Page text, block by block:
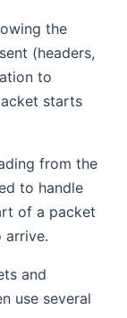
the
(headers,
to
starts
from the
to handle
of a packet
arrive.
and
use several